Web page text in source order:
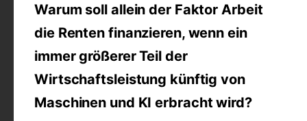
Warum soll allein der Faktor Arbeit
die Renten finanzieren, wenn ein
immer größerer Teil der
Wirtschaftsleistung künftig von
Maschinen und KI erbracht wird?